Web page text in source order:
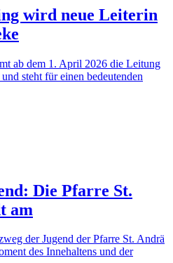
wird neue Leiterin
ab dem 1. April 2026 die Leitung
steht für einen bedeutenden
Die Pfarre St.
am
der Jugend der Pfarre St. Andrä
des Innehaltens und der